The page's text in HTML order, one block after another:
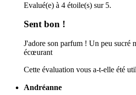
Evalué(e) à 4 étoile(s) sur 5.
Sent bon !
J'adore son parfum ! Un peu sucré
écœurant
Cette évaluation vous a-t-elle été
Andréanne